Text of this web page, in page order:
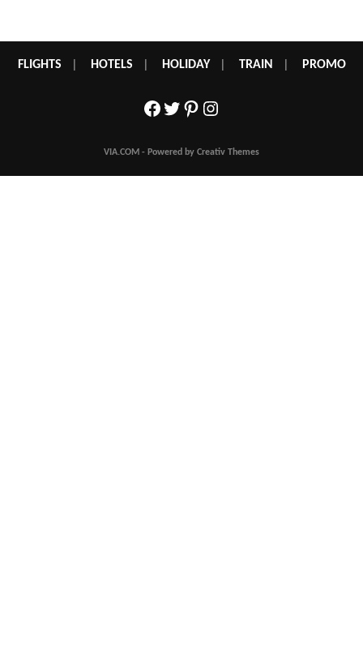
FLIGHTS HOTELS HOLIDAY| TRAIN PROMO
Facebook
Twitter
Pinterest
Instagram
VIA.COM - Powered by Creativ Themes